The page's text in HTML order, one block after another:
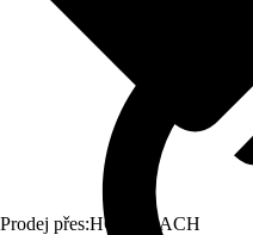
Prodej přes:HORNBACH